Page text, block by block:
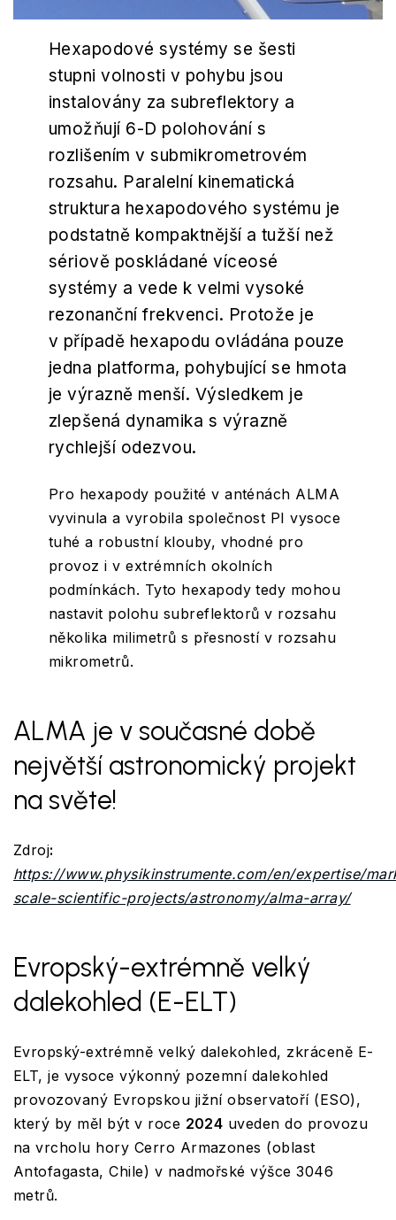
Hexapodové systémy se šesti
stupni volnosti v pohybu jsou
instalovány za subreflektory a
umožňují 6-D polohování s
rozlišením v submikrometrovém
rozsahu. Paralelní kinematická
struktura hexapodového systému je
podstatně kompaktnější a tužší než
sériově poskládané víceosé
systémy a vede k velmi vysoké
rezonanční frekvenci. Protože je
v případě hexapodu ovládána pouze
jedna platforma, pohybující se hmota
je výrazně menší. Výsledkem je
zlepšená dynamika s výrazně
rychlejší odezvou.
Pro hexapody použité v anténách ALMA
vyvinula a vyrobila společnost PI vysoce
tuhé a robustní klouby, vhodné pro
provoz i v extrémních okolních
podmínkách. Tyto hexapody tedy mohou
nastavit polohu subreflektorů v rozsahu
několika milimetrů s přesností v rozsahu
mikrometrů.
ALMA je v současné době
největší astronomický projekt
na světe!
Zdroj:
https://www.physikinstrumente.com/en/expertise/
scale-scientific-projects/astronomy/alma-array/
Evropský-extrémně velký
dalekohled (E-ELT)
Evropský-extrémně velký dalekohled, zkráceně E-
ELT, je vysoce výkonný pozemní dalekohled
provozovaný Evropskou jižní observatoří (ESO),
který by měl být v roce 2024 uveden do provozu
na vrcholu hory Cerro Armazones (oblast
Antofagasta, Chile) v nadmořské výšce 3046
metrů.